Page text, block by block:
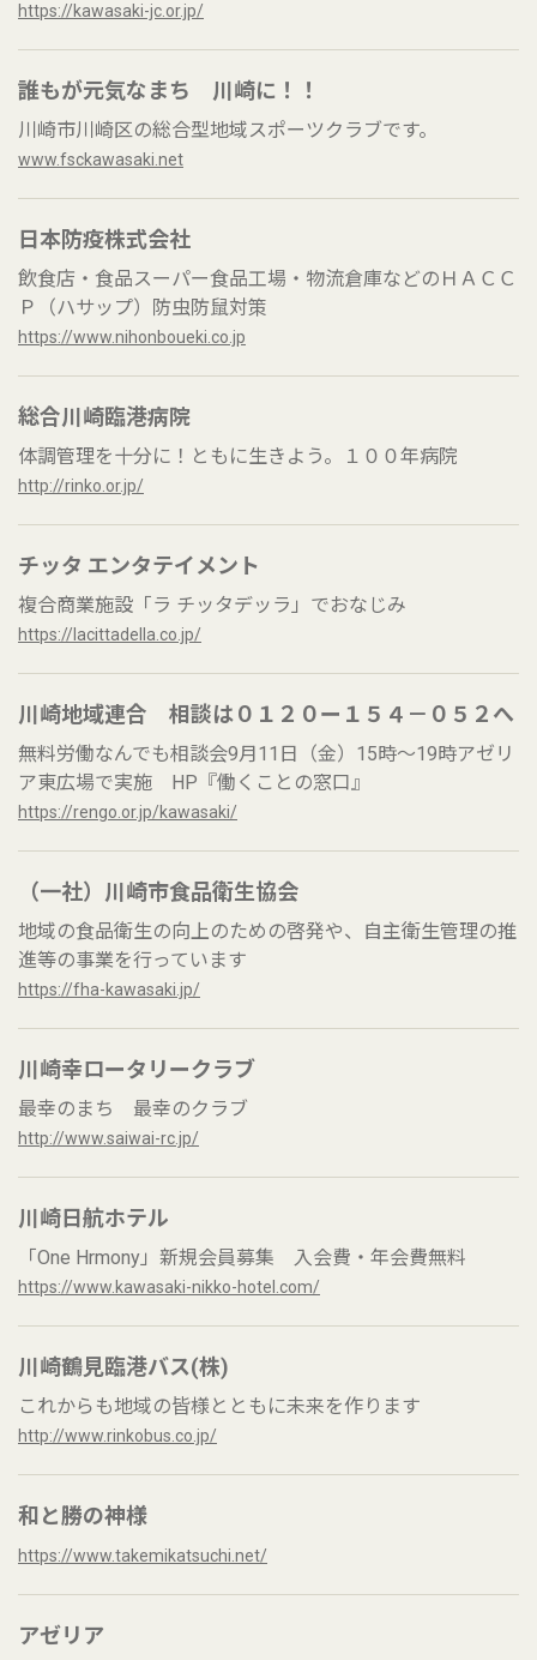
https://kawasaki-jc.or.jp/
誰もが元気なまち 川崎に！！
川崎市川崎区の総合型地域スポーツクラブです。
www.fsckawasaki.net
日本防疫株式会社
飲食店・食品スーパー食品工場・物流倉庫などのＨＡＣＣ
Ｐ（ハサップ）防虫防鼠対策
https://www.nihonboueki.co.jp
総合川崎臨港病院
体調管理を十分に！ともに生きよう。１００年病院
http://rinko.or.jp/
チッタ エンタテイメント
複合商業施設「ラ チッタデッラ」でおなじみ
https://lacittadella.co.jp/
川崎地域連合 相談は０１２０ー１５４－０５２へ
無料労働なんでも相談会9月11日（金）15時～19時アゼリ
ア東広場で実施 HP『働くことの窓口』
https://rengo.or.jp/kawasaki/
（一社）川崎市食品衛生協会
地域の食品衛生の向上のための啓発や、自主衛生管理の推
進等の事業を行っています
https://fha-kawasaki.jp/
川崎幸ロータリークラブ
最幸のまち 最幸のクラブ
http://www.saiwai-rc.jp/
川崎日航ホテル
「One Hrmony」新規会員募集 入会費・年会費無料
https://www.kawasaki-nikko-hotel.com/
川崎鶴見臨港バス(株)
これからも地域の皆様とともに未来を作ります
http://www.rinkobus.co.jp/
和と勝の神様
https://www.takemikatsuchi.net/
アゼリア